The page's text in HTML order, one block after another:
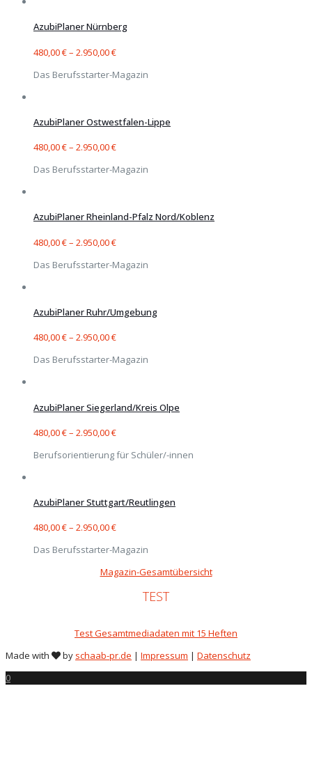
AzubiPlaner Nürnberg
480,00€– 2.950,00€
Das Berufsstarter-Magazin
AzubiPlaner Ostwestfalen-Lippe
480,00€– 2.950,00€
Das Berufsstarter-Magazin
AzubiPlaner Rheinland-Pfalz Nord/Koblenz
480,00€– 2.950,00€
Das Berufsstarter-Magazin
AzubiPlaner Ruhr/Umgebung
480,00€– 2.950,00€
Das Berufsstarter-Magazin
AzubiPlaner Siegerland/Kreis Olpe
480,00€– 2.950,00€
Berufsorientierung für Schüler/-innen
AzubiPlaner Stuttgart/Reutlingen
480,00€– 2.950,00€
Das Berufsstarter-Magazin
Magazin-Gesamtübersicht
TEST
Test Gesamtmediadaten mit 15 Heften
Made with
by schaab-pr.de | Impressum | Datenschutz
0